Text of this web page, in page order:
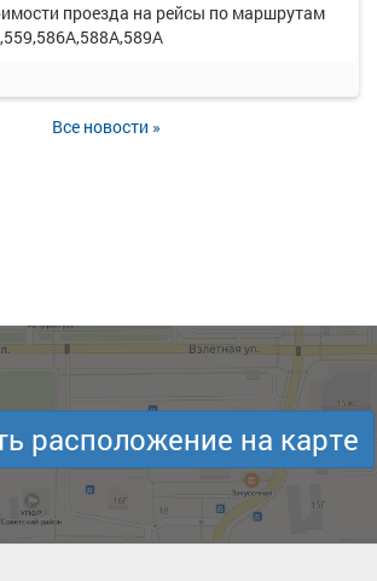
проезда на рейсы по маршрутам
Все новости »
расположение на карте